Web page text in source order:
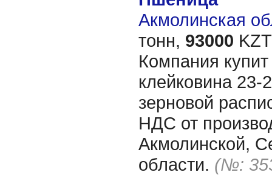
Акмолинская
тонн, 93000
Компания
клейковина 23-
зерновой
НДС от
Акмолинской,
области. (№: